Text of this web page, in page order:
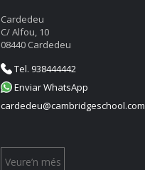
Cardedeu
C/ Alfou, 10
08440 Cardedeu
Tel. 938444442
Enviar WhatsApp
cardedeu@cambridgeschool.com
Veure’n més